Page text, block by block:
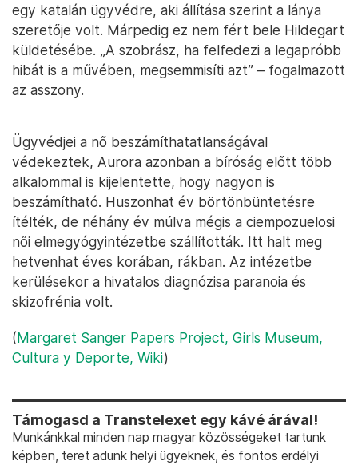
egy katalán ügyvédre, aki állítása szerint a lánya
szeretője volt. Márpedig ez nem fért bele Hildegart
küldetésébe. „A szobrász, ha felfedezi a legapróbb
hibát is a művében, megsemmisíti azt” – fogalmazott
az asszony.
Ügyvédjei a nő beszámíthatatlanságával
védekeztek, Aurora azonban a bíróság előtt több
alkalommal is kijelentette, hogy nagyon is
beszámítható. Huszonhat év börtönbüntetésre
ítélték, de néhány év múlva mégis a ciempozuelosi
női elmegyógyintézetbe szállították. Itt halt meg
hetvenhat éves korában, rákban. Az intézetbe
kerülésekor a hivatalos diagnózisa paranoia és
skizofrénia volt.
(Margaret Sanger Papers Project, Girls Museum,
Cultura y Deporte, Wiki)
Támogasd a Transtelexet egy kávé árával!
Munkánkkal minden nap magyar közösségeket tartunk
képben, teret adunk helyi ügyeknek, és fontos erdélyi